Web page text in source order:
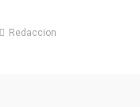
Redaccion